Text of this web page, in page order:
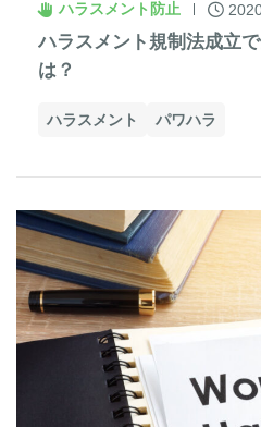
ハラスメント防止
ハラスメント規制法成立
は？
ハラスメント パワハラ